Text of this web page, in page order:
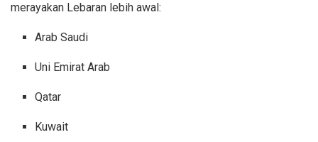
merayakan Lebaran lebih awal:
Arab Saudi
Uni Emirat Arab
Qatar
Kuwait